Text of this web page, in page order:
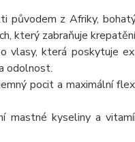
původem z Afriky,
který zabraňuje
vlasy, která poskytuje
odolnost.
pocit a maximální
mastné kyseliny a